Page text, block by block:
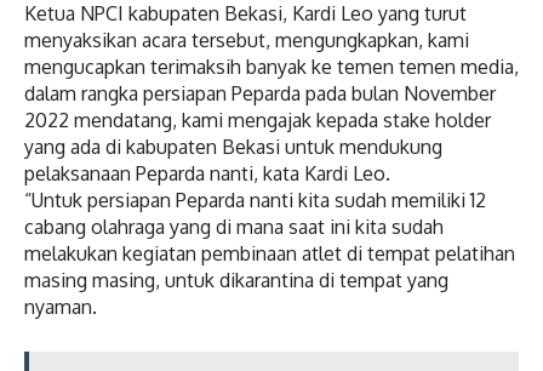
Ketua NPCI kabupaten Bekasi, Kardi Leo yang turut
menyaksikan acara tersebut, mengungkapkan, kami
mengucapkan terimaksih banyak ke temen temen media,
dalam rangka persiapan Peparda pada bulan November
2022 mendatang, kami mengajak kepada stake holder
yang ada di kabupaten Bekasi untuk mendukung
pelaksanaan Peparda nanti, kata Kardi Leo.
“Untuk persiapan Peparda nanti kita sudah memiliki 12
cabang olahraga yang di mana saat ini kita sudah
melakukan kegiatan pembinaan atlet di tempat pelatihan
masing masing, untuk dikarantina di tempat yang
nyaman.